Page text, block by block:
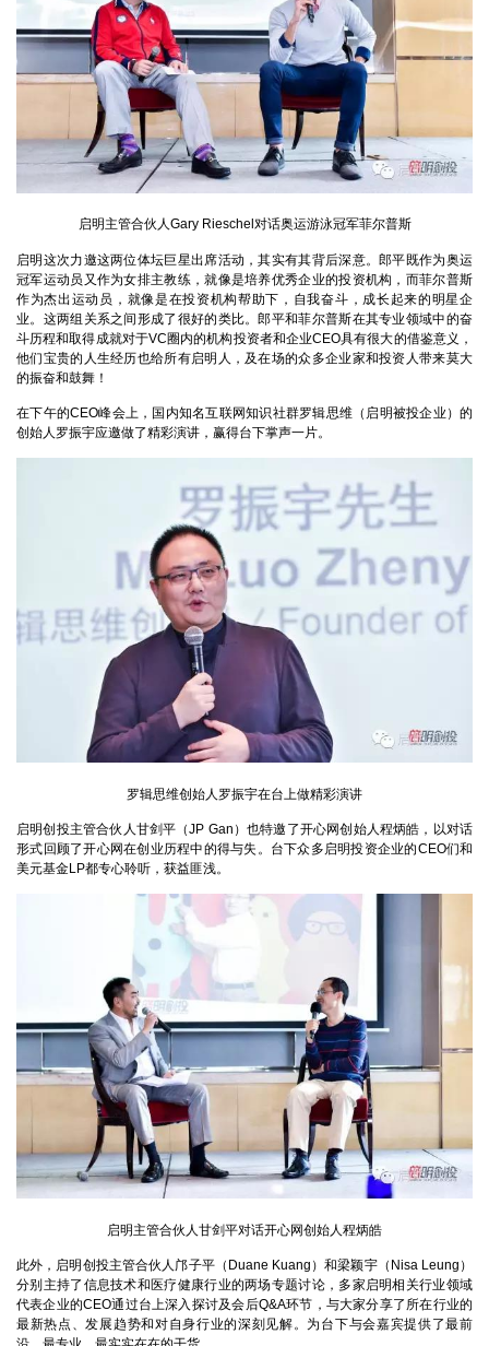
启明主管合伙人Gary Rieschel对话奥运游泳冠军菲尔普斯
启明这次力邀这两位体坛巨星出席活动，其实有其背后深意。郎平既作为奥运
冠军运动员又作为女排主教练，就像是培养优秀企业的投资机构，而菲尔普斯
作为杰出运动员，就像是在投资机构帮助下，自我奋斗，成长起来的明星企
业。这两组关系之间形成了很好的类比。郎平和菲尔普斯在其专业领域中的奋
斗历程和取得成就对于VC圈内的机构投资者和企业CEO具有很大的借鉴意义，
他们宝贵的人生经历也给所有启明人，及在场的众多企业家和投资人带来莫大
的振奋和鼓舞！
在下午的CEO峰会上，国内知名互联网知识社群罗辑思维（启明被投企业）的
创始人罗振宇应邀做了精彩演讲，赢得台下掌声一片。
罗辑思维创始人罗振宇在台上做精彩演讲
启明创投主管合伙人甘剑平（JP Gan ）也特邀了开心网创始人程炳皓，以对话
形式回顾了开心网在创业历程中的得与失。台下众多启明投资企业的CEO们和
美元基金LP都专心聆听，获益匪浅。
启明主管合伙人甘剑平对话开心网创始人程炳皓
此外，启明创投主管合伙人邝子平（ Duane Kuang ）和梁颖宇（ Nisa Leung ）
分别主持了信息技术和医疗健康行业的两场专题讨论，多家启明相关行业领域
代表企业的CEO通过台上深入探讨及会后Q&A环节，与大家分享了所在行业的
最新热点、发展趋势和对自身行业的深刻见解。为台下与会嘉宾提供了最前